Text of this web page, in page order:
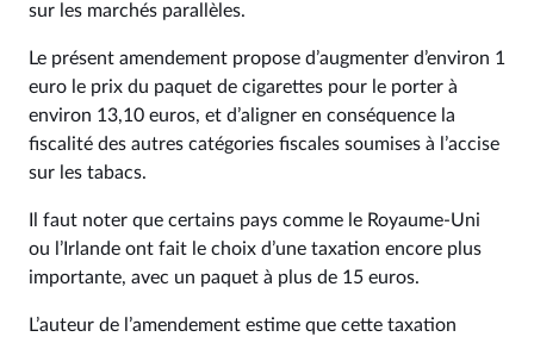
sur les marchés parallèles.
Le présent amendement propose d’augmenter d’environ 1
euro le prix du paquet de cigarettes pour le porter à
environ 13,10 euros, et d’aligner en conséquence la
fiscalité des autres catégories fiscales soumises à l’accise
sur les tabacs.
Il faut noter que certains pays comme le Royaume-Uni
ou l’Irlande ont fait le choix d’une taxation encore plus
importante, avec un paquet à plus de 15 euros.
L’auteur de l’amendement estime que cette taxation